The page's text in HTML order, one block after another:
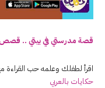
قصة مدرستي في بيتي .. قصص
اقرأ لطفلك وعلمه حب
حكايات بالعربي